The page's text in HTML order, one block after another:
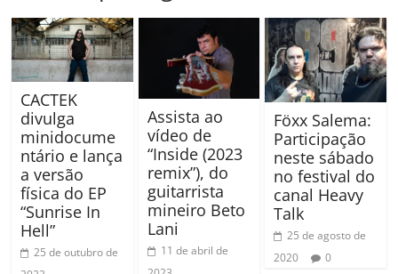
CACTEK
divulga
minidocume
ntário e lança
a versão
física do EP
“Sunrise In
Hell”
25 de outubro de
Assista ao
vídeo de
“Inside (2023
remix”), do
guitarrista
mineiro Beto
Lani
11 de abril de
Föxx Salema:
Participação
neste sábado
no festival do
canal Heavy
Talk
25 de agosto de
2020
0